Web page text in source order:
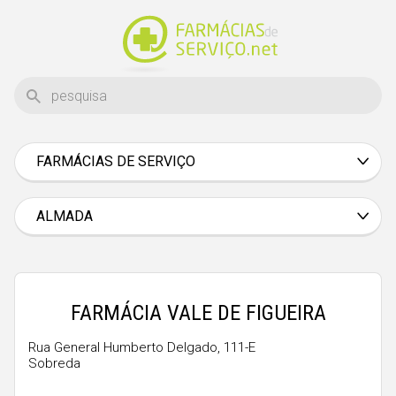
FARMÁCIAS DE SERVIÇO
Braga
Bragança
Castelo Branco
Évora
ALMADA
FARMÁCIA VALE DE FIGUEIRA
Rua General Humberto Delgado, 111-E
Sobreda